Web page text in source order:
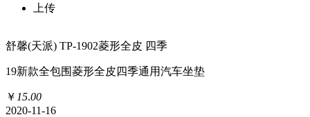
上传
舒馨(天派) TP-1902菱形全皮 四季
19新款全包围菱形全皮四季通用汽车坐垫
￥ 15.00
2020-11-16